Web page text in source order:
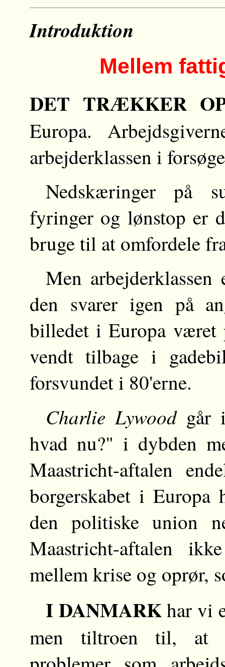
Introduktion
Mellem
DET TRÆKKER
Europa.
arbejderklassen i
Nedskæringer på
fyringer og lønstop er
bruge til at omfordele
Men
den svarer igen på
billedet i Europa været
vendt tilbage i
forsvundet i 80'erne.
Charlie Lywoodgår i
hvad nu?" i dybden
Maastricht-aftalen
borgerskabet i Europa
den politiske union
Maastricht-aftalen
mellem krise og oprør,
I DANMARKhar vi
men tiltroen til, at